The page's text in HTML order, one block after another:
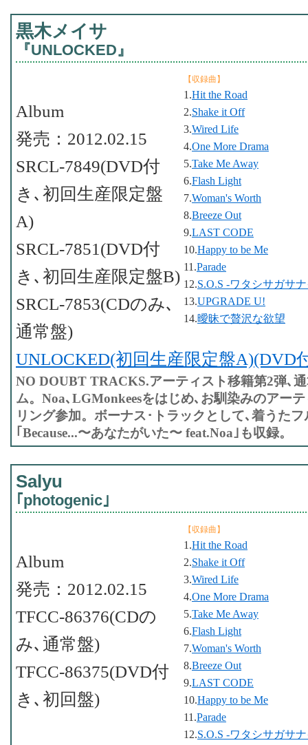
黒木メイサ
『UNLOCKED』
【収録曲】
1.Hit the Road
2.Shake it Off
3.Wired Life
4.One More Drama
5.Take Me Away
6.Flash Light
7.Woman's Worth
8.Breeze Out
9.LAST CODE
10.Happy to be Me
11.Parade
12.S.O.S -ワタシサガサ
13.UPGRADE U!
14.曖昧で贅沢な欲望
Album
発売：2012.02.15
SRCL-7849(DVD付
き､初回生産限定盤
A)
SRCL-7851(DVD付
き､初回生産限定盤B)
SRCL-7853(CDのみ､
通常盤)
UNLOCKED(初回生産限定盤A)(DVD
NO DOUBT TRACKS.アーティスト移籍第2弾､
ム。Noa､LGMonkeesをはじめ､お馴染みのアー
リング参加。ボーナス･トラックとして､着うた
｢Because...〜あなたがいた〜 feat.Noa｣も収録。
Salyu
｢photogenic｣
【収録曲】
1.Hit the Road
2.Shake it Off
3.Wired Life
4.One More Drama
5.Take Me Away
6.Flash Light
7.Woman's Worth
8.Breeze Out
9.LAST CODE
10.Happy to be Me
11.Parade
12.S.O.S -ワタシサガサ
Album
発売：2012.02.15
TFCC-86376(CDの
み､通常盤)
TFCC-86375(DVD付
き､初回盤)